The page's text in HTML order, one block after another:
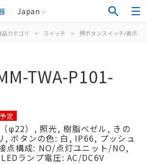
Japan
品カテゴリ > スイッチ > 押ボタンスイッチ/表示灯
TWA-P101-
定
φ22）, 照光, 樹脂ベゼル, きの
, ボタンの色: 白, IP66, プッシュ
点構成: NO/点灯ユニット/NO,
ランプ電圧: AC/DC6V